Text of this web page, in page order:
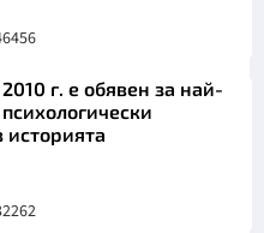
г. е обявен за най-
историята